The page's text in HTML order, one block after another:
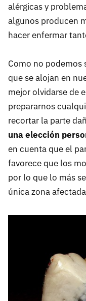
alérgicas y
algunos producen
hacer enfermar
Como no podemos
que se alojan en
mejor olvidarse de
prepararnos
recortar la parte
una elección
en cuenta que el
favorece que los
por lo que lo más
única zona